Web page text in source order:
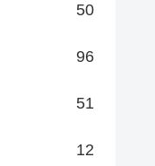
50
96
51
12